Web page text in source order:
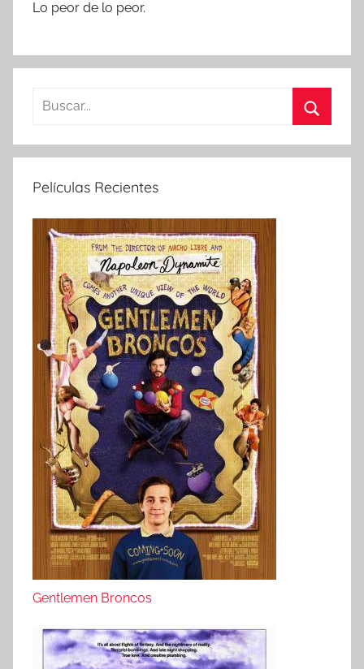
Lo peor de lo peor.
s
a
u
Películas Recientes
Gentlemen Broncos